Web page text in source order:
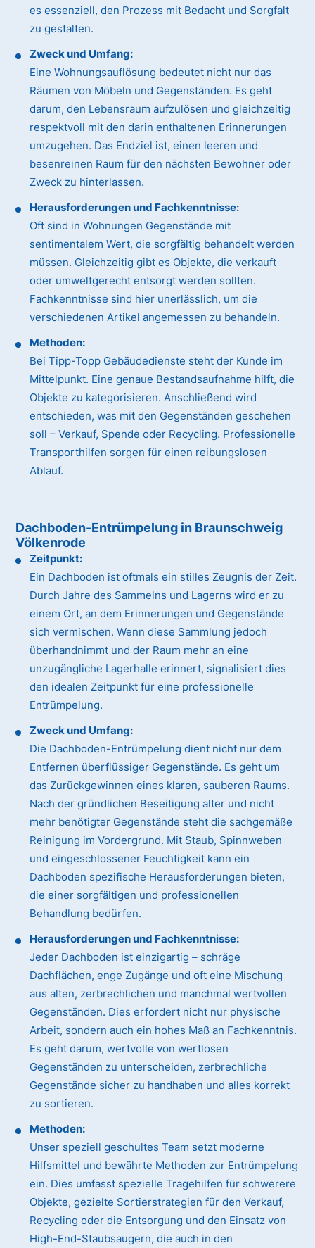
es essenziell, den Prozess mit Bedacht und Sorgfalt
zu gestalten.
Zweck und Umfang:
Eine Wohnungsauflösung bedeutet nicht nur das
Räumen von Möbeln und Gegenständen. Es geht
darum, den Lebensraum aufzulösen und gleichzeitig
respektvoll mit den darin enthaltenen Erinnerungen
umzugehen. Das Endziel ist, einen leeren und
besenreinen Raum für den nächsten Bewohner oder
Zweck zu hinterlassen.
Herausforderungen und Fachkenntnisse:
Oft sind in Wohnungen Gegenstände mit
sentimentalem Wert, die sorgfältig behandelt werden
müssen. Gleichzeitig gibt es Objekte, die verkauft
oder umweltgerecht entsorgt werden sollten.
Fachkenntnisse sind hier unerlässlich, um die
verschiedenen Artikel angemessen zu behandeln.
Methoden:
Bei Tipp-Topp Gebäudedienste steht der Kunde im
Mittelpunkt. Eine genaue Bestandsaufnahme hilft, die
Objekte zu kategorisieren. Anschließend wird
entschieden, was mit den Gegenständen geschehen
soll – Verkauf, Spende oder Recycling. Professionelle
Transporthilfen sorgen für einen reibungslosen
Ablauf.
Dachboden-Entrümpelung in Braunschweig
Völkenrode
Zeitpunkt:
Ein Dachboden ist oftmals ein stilles Zeugnis der Zeit.
Durch Jahre des Sammelns und Lagerns wird er zu
einem Ort, an dem Erinnerungen und Gegenstände
sich vermischen. Wenn diese Sammlung jedoch
überhandnimmt und der Raum mehr an eine
unzugängliche Lagerhalle erinnert, signalisiert dies
den idealen Zeitpunkt für eine professionelle
Entrümpelung.
Zweck und Umfang:
Die Dachboden-Entrümpelung dient nicht nur dem
Entfernen überflüssiger Gegenstände. Es geht um
das Zurückgewinnen eines klaren, sauberen Raums.
Nach der gründlichen Beseitigung alter und nicht
mehr benötigter Gegenstände steht die sachgemäße
Reinigung im Vordergrund. Mit Staub, Spinnweben
und eingeschlossener Feuchtigkeit kann ein
Dachboden spezifische Herausforderungen bieten,
die einer sorgfältigen und professionellen
Behandlung bedürfen.
Herausforderungen und Fachkenntnisse:
Jeder Dachboden ist einzigartig – schräge
Dachflächen, enge Zugänge und oft eine Mischung
aus alten, zerbrechlichen und manchmal wertvollen
Gegenständen. Dies erfordert nicht nur physische
Arbeit, sondern auch ein hohes Maß an Fachkenntnis.
Es geht darum, wertvolle von wertlosen
Gegenständen zu unterscheiden, zerbrechliche
Gegenstände sicher zu handhaben und alles korrekt
zu sortieren.
Methoden:
Unser speziell geschultes Team setzt moderne
Hilfsmittel und bewährte Methoden zur Entrümpelung
ein. Dies umfasst spezielle Tragehilfen für schwerere
Objekte, gezielte Sortierstrategien für den Verkauf,
Recycling oder die Entsorgung und den Einsatz von
High-End-Staubsaugern, die auch in den